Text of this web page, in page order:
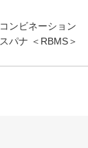
コンビネーション
スパナ ＜RBMS＞